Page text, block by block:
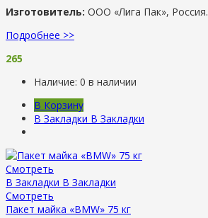
Изготовитель: ООО «Лига Пак», Россия.
Подробнее >>
265
Наличие: 0 в наличии
В Корзину
В Закладки В Закладки
Смотреть
В Закладки В Закладки
Смотреть
Пакет майка «BMW» 75 кг